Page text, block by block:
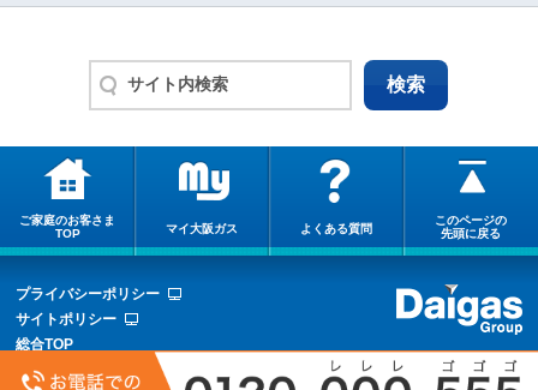
ご家庭のお客さま
TOP
マイ大阪ガス よくある質問
このページの
先頭に戻る
プライバシーポリシー
サイトポリシー
総合TOP
サイトマップ